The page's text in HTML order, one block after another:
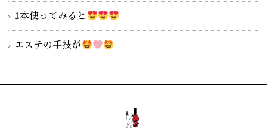
1本使ってみると
エステの手技が